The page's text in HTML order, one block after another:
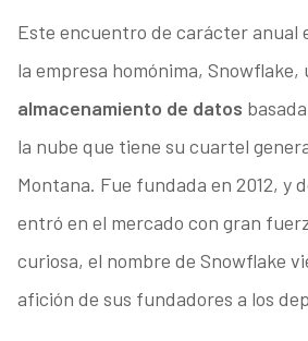
Este encuentro de carácter anual
la empresa homónima, Snowflake,
almacenamiento de datos
la nube que tiene su cuartel
Montana. Fue fundada en 2012, y
entró en el mercado con gran
curiosa, el nombre de Snowflake
afición de sus fundadores a los